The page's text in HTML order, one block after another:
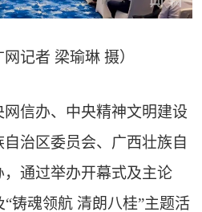
记者 梁瑜琳 摄）
信办、中央精神文明建设
治区委员会、广西壮族自
通过举办开幕式及主论
铸魂领航 清朗八桂”主题活